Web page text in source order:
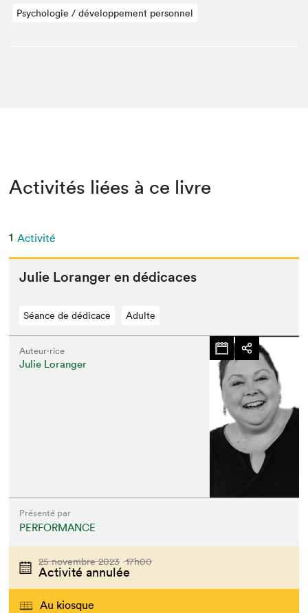
Psychologie / développement personnel
Activités liées à ce livre
1 Activité
Julie Lor­anger en dédicaces
Séance de dédicace Adulte
Auteur·rice
Julie Loranger
Présenté par
PERFORMANCE
25 novembre 2023 17h00
Activité annulée
Au kiosque